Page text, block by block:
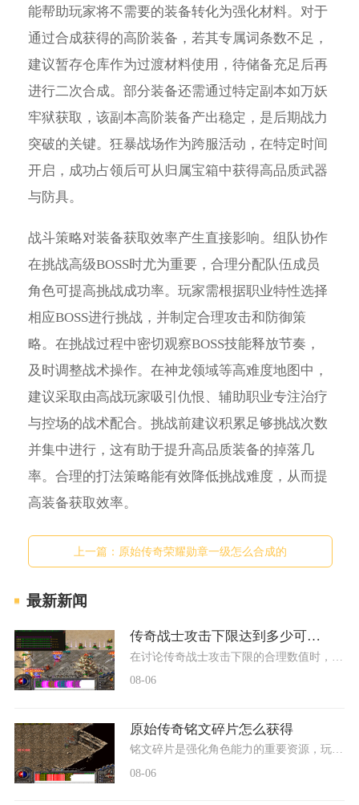
能帮助玩家将不需要的装备转化为强化材料。对于
通过合成获得的高阶装备，若其专属词条数不足，
建议暂存仓库作为过渡材料使用，待储备充足后再
进行二次合成。部分装备还需通过特定副本如万妖
牢狱获取，该副本高阶装备产出稳定，是后期战力
突破的关键。狂暴战场作为跨服活动，在特定时间
开启，成功占领后可从归属宝箱中获得高品质武器
与防具。
战斗策略对装备获取效率产生直接影响。组队协作
在挑战高级BOSS时尤为重要，合理分配队伍成员
角色可提高挑战成功率。玩家需根据职业特性选择
相应BOSS进行挑战，并制定合理攻击和防御策
略。在挑战过程中密切观察BOSS技能释放节奏，
及时调整战术操作。在神龙领域等高难度地图中，
建议采取由高战玩家吸引仇恨、辅助职业专注治疗
与控场的战术配合。挑战前建议积累足够挑战次数
并集中进行，这有助于提升高品质装备的掉落几
率。合理的打法策略能有效降低挑战难度，从而提
高装备获取效率。
上一篇： 原始传奇荣耀勋章一级怎么合成的
最新新闻
传奇战士攻击下限达到多少可以了
08-06
原始传奇铭文碎片怎么获得
铭文碎片是强化角色能力的重要资源，玩家可以通过多种途径获得这种珍贵的材料。铭文碎片的主要获取方式包括参与游戏内的特定活动、完成日常任务、挑战高级首领以及利用游戏内
08-06